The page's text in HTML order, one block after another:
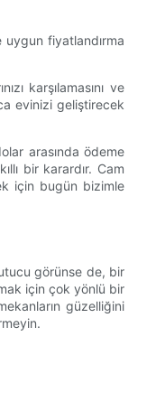
fiyatlandırma
karşılamasını ve
evinizi geliştirecek
arasında ödeme
bir karardır. Cam
için bugün bizimle
görünse de, bir
için çok yönlü bir
güzelliğini